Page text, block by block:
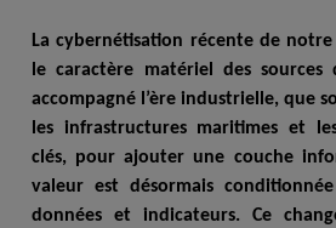
La cybernétisation récente de
le caractère matériel des sources
accompagné l’ère industrielle, que
les infrastructures maritimes et
clés, pour ajouter une couche
valeur est désormais
données et indicateurs. Ce